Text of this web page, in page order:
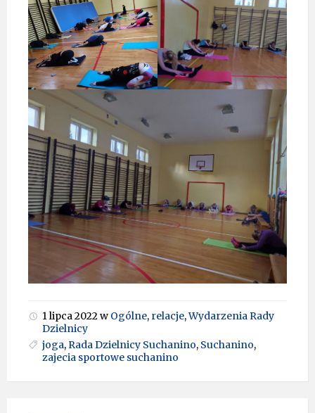
1 lipca 2022w Ogólne, relacje,Wydarzenia Rady
Dzielnicy
joga,Rada Dzielnicy Suchanino, Suchanino,
zajecia sportowe suchanino